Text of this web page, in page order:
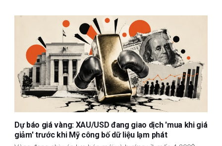
Dự báo giá vàng: XAU/USD đang giao dịch 'mua khi giá
giảm' trước khi Mỹ công bố dữ liệu lạm phát